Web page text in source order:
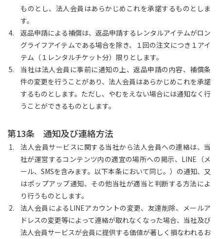
ものとし、法人会員はあらかじめこれを承諾するものとしま
す。
返品申請による補償は、返品申請するレンタルアイテムがロン
グライフアイテムである場合を除き、１回の注文につき１アイ
テム（１レンタルチケット分）限りとします。
当社は法人会員に事前に通知の上、返品申請の内容、補償条
件の変更を行うことがあり、法人会員はあらかじめこれを承諾
するものとします。ただし、やむをえない場合には通知なく行
うことができるものとします。
第13条 通知及び連絡方法
法人会員サービスに関する当社から法人会員への連絡は、当
社が運営するコンテンツ内の適宜の場所への掲示、LINE（メ
ール、SMSを含みます。以下本条において同じ。）の通知、又
はポップアップ通知、その他当社が適当と判断する方法によ
り行うものとします。
法人会員によるLINEアカウントの変更、友達削除、メールア
ドレスの変更等によって連絡が取れなくなった場合、当社及び
法人会員サービスが会員に提供する価値が著しく損なわれるお